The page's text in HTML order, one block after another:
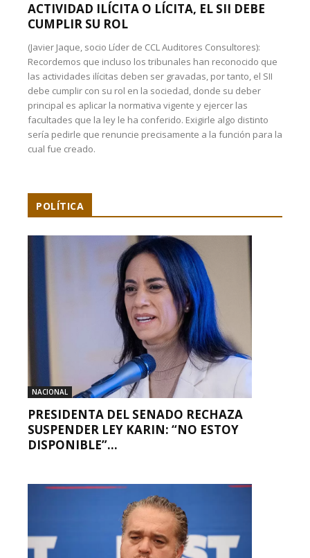
ACTIVIDAD ILÍCITA O LÍCITA, EL SII DEBE
CUMPLIR SU ROL
(Javier Jaque, socio Líder de CCL Auditores Consultores):
Recordemos que incluso los tribunales han reconocido que
las actividades ilícitas deben ser gravadas, por tanto, el SII
debe cumplir con su rol en la sociedad, donde su deber
principal es aplicar la normativa vigente y ejercer las
facultades que la ley le ha conferido. Exigirle algo distinto
sería pedirle que renuncie precisamente a la función para la
cual fue creado.
POLÍTICA
NACIONAL
PRESIDENTA DEL SENADO RECHAZA
SUSPENDER LEY KARIN: “NO ESTOY
DISPONIBLE”...